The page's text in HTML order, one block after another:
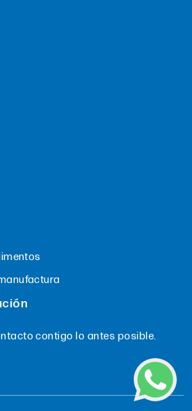
contigo lo antes posible.